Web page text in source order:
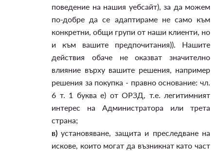
поведение на нашия уебсайт), за да можем
по-добре да се адаптираме не само към
конкретни, общи групи от наши клиенти, но
и към вашите предпочитания)). Нашите
действия обаче не оказват значително
влияние върху вашите решения, например
решения за покупка - правно основание: чл.
6 т. 1 буква е) от ОРЗД, т.е. легитимният
интерес на Администратора или трета
страна;
в) установяване, защита и преследване на
искове, които могат да възникнат като част